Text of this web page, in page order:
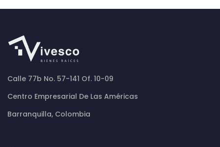
Calle 77b No. 57-141 Of. 10-09
Centro Empresarial De Las Américas
Barranquilla, Colombia